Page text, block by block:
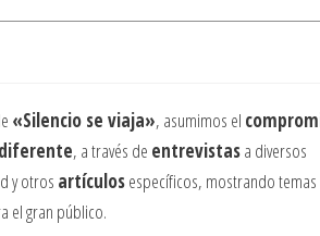
«Silencio se viaja», asumimos el
, a través de entrevistasa diversos
y otros artículosespecíficos, mostrando temas
el gran público.